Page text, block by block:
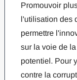
Promouvoir
l'utilisation des
permettre
sur la voie de
potentiel. Pour
contre la